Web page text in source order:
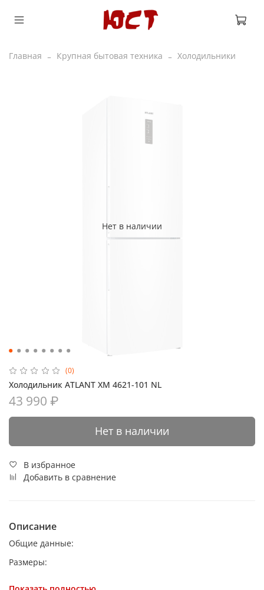
Главная Крупная бытовая техника Холодильники
Нет в наличии
(0)
Холодильник ATLANT ХМ 4621-101 NL
43 990 ₽
Нет в наличии
В избранное
Добавить в сравнение
Описание
Общие данные:
Размеры: